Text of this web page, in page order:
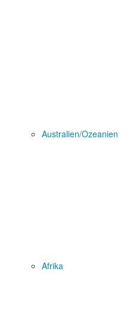
Australien/Ozeanien
Afrika